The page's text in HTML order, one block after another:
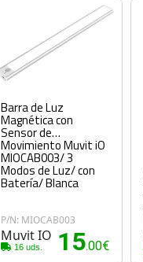
Barra de Luz
Magnética con
Sensor de
Movimiento Muvit iO
MIOCAB003/ 3
Modos de Luz/ con
Batería/ Blanca
P/N: MIOCAB003
Muvit IO
16 uds. 15.00€